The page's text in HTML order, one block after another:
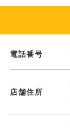
電話番号
店舗住所